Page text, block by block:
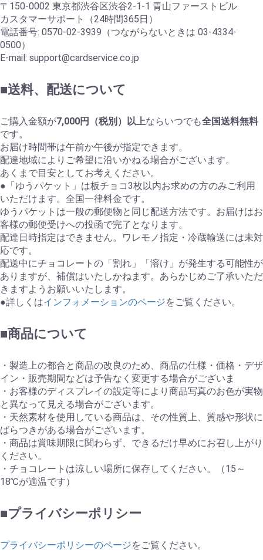
〒150-0002 東京都渋谷区渋谷2-1-1 青山ファーストビル
カスタマーサポート（24時間365日）
電話番号: 0570-02-3939（つながらないときは 03-4334-
0500）
E-mail: support@cardservice.co.jp
■送料、配送について
ご購入金額が7,000円（税別）以上ならいつでも全国送料無料
です。
お届け時間帯は午前か午後が指定できます。
配達地域によりご希望に沿いかねる場合がございます。
あくまで目安としてお考えください。
●「ゆうパケット」は板チョコ3枚以内お求めの方のみご利用
いただけます。全国一律料金です。
ゆうパケットは一般の郵便物と同じ配送方法です。お届けはお
客様の郵便受けへの投函で完了となります。
配達日時指定はできません。ワレモノ指定・冷蔵輸送には未対
応です。
配送中にチョコレートの「割れ」「溶け」が発生する可能性が
ありますが、補償はいたしかねます。あらかじめご了承いただ
きますようお願いいたします。
●詳しくはインフォメーションのページをご覧ください。
■商品について
・製造上の都合と商品の改良のため、商品の仕様・価格・デザ
イン・販売期間などは予告なく変更する場合がございま
・お客様のディスプレイの設定等により商品写真のお色が実物
と異なって見える場合がございます。
・天然素材を使用している商品は、その性質上、質感や形状に
ばらつきがある場合がございます。
・商品は賞味期限に関わらず、できるだけ早めにお召し上がり
ください。
・チョコレートは涼しい場所に保存してください。（15～
18℃が適温です）
■プライバシーポリシー
プライバシーポリシーのページをご覧ください。